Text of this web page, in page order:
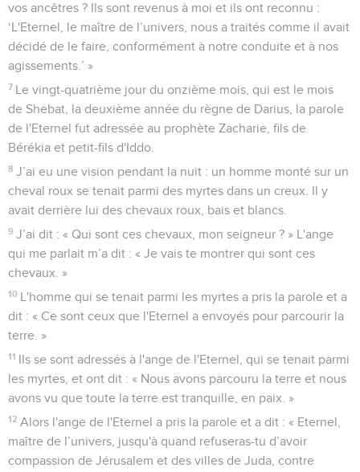
vos ancêtres ? Ils sont revenus à moi et ils ont reconnu :
‘L'Eternel, le maître de l’univers, nous a traités comme il avait
décidé de le faire, conformément à notre conduite et à nos
agissements.’ »
7 Le vingt-quatrième jour du onzième mois, qui est le mois
de Shebat, la deuxième année du règne de Darius, la parole
de l'Eternel fut adressée au prophète Zacharie, fils de
Bérékia et petit-fils d'Iddo.
8 J’ai eu une vision pendant la nuit : un homme monté sur un
cheval roux se tenait parmi des myrtes dans un creux. Il y
avait derrière lui des chevaux roux, bais et blancs.
9 J’ai dit : « Qui sont ces chevaux, mon seigneur ? » L'ange
qui me parlait m’a dit : « Je vais te montrer qui sont ces
chevaux. »
10 L'homme qui se tenait parmi les myrtes a pris la parole et a
dit : « Ce sont ceux que l'Eternel a envoyés pour parcourir la
terre. »
11 Ils se sont adressés à l'ange de l'Eternel, qui se tenait parmi
les myrtes, et ont dit : « Nous avons parcouru la terre et nous
avons vu que toute la terre est tranquille, en paix. »
12 Alors l'ange de l'Eternel a pris la parole et a dit : « Eternel,
maître de l’univers, jusqu'à quand refuseras-tu d’avoir
compassion de Jérusalem et des villes de Juda, contre